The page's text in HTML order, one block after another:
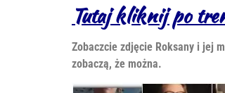
Tutaj kliknij po
Zobaczcie zdjęcie Roksany i jej
zobaczą, że można.